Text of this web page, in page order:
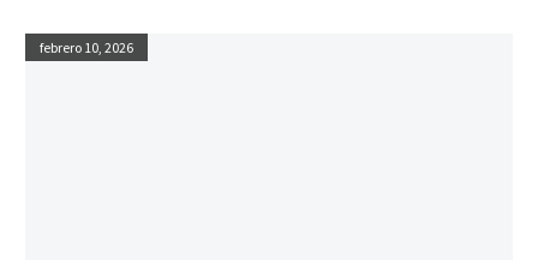
febrero 10, 2026